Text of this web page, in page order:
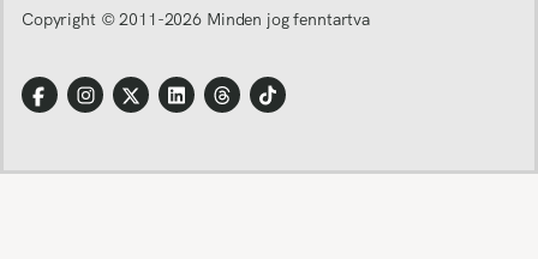
Copyright © 2011-2026 Minden jog fenntartva